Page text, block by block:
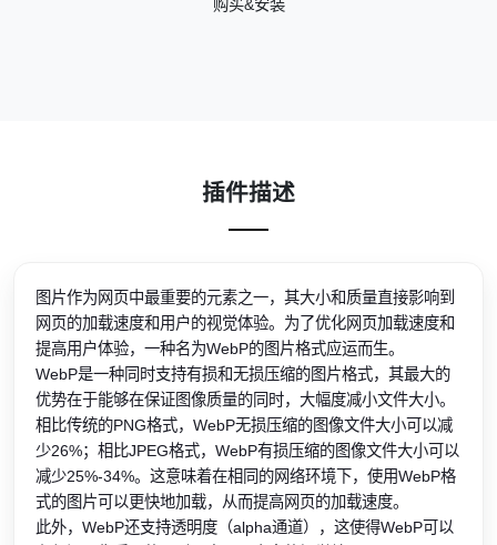
购买&安装
插件描述
图片作为网页中最重要的元素之一，其大小和质量直接影响到
网页的加载速度和用户的视觉体验。为了优化网页加载速度和
提高用户体验，一种名为WebP的图片格式应运而生。
WebP是一种同时支持有损和无损压缩的图片格式，其最大的
优势在于能够在保证图像质量的同时，大幅度减小文件大小。
相比传统的PNG格式，WebP无损压缩的图像文件大小可以减
少26%；相比JPEG格式，WebP有损压缩的图像文件大小可以
减少25%-34%。这意味着在相同的网络环境下，使用WebP格
式的图片可以更快地加载，从而提高网页的加载速度。
此外，WebP还支持透明度（alpha通道），这使得WebP可以